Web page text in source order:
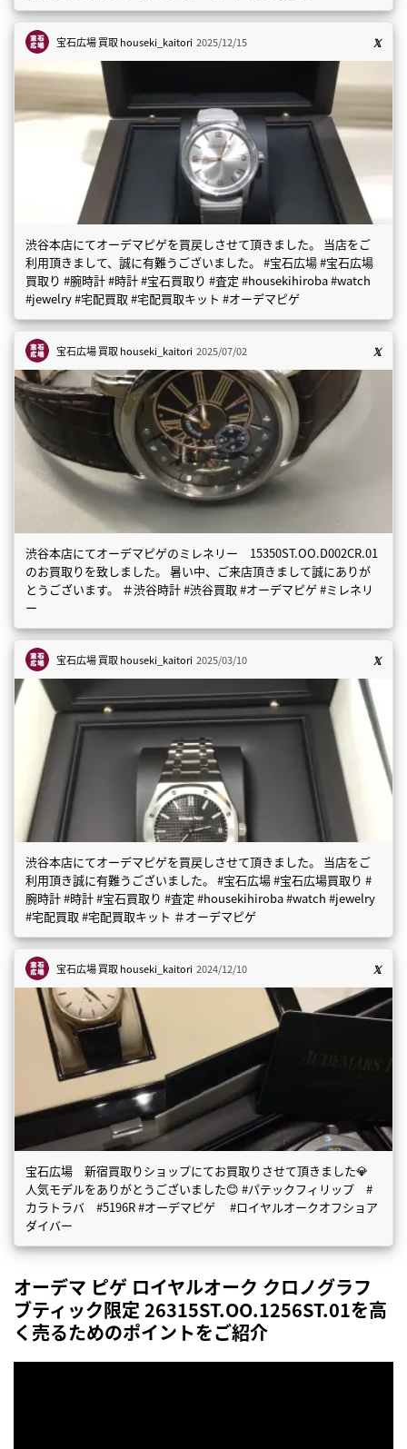
宝石広場 買取houseki_kaitori 2025/12/15
渋谷本店にてオーデマピゲを買戻しさせて頂きました。 当店をご
利用頂きまして、誠に有難うございました。 #宝石広場 #宝石広場
買取り #腕時計 #時計 #宝石買取り #査定 #housekihiroba #watch
#jewelry #宅配買取 #宅配買取キット #オーデマピゲ
宝石広場 買取houseki_kaitori 2025/07/02
渋谷本店にてオーデマピゲのミレネリー 15350ST.OO.D002CR.01
のお買取りを致しました。 暑い中、ご来店頂きまして誠にありが
とうございます。 ＃渋谷時計 #渋谷買取 #オーデマピゲ #ミレネリ
ー
宝石広場 買取houseki_kaitori 2025/03/10
渋谷本店にてオーデマピゲを買戻しさせて頂きました。 当店をご
利用頂き誠に有難うございました。 #宝石広場 #宝石広場買取り #
腕時計 #時計 #宝石買取り #査定 #housekihiroba #watch #jewelry
#宅配買取 #宅配買取キット ＃オーデマピゲ
宝石広場 買取houseki_kaitori 2024/12/10
宝石広場 新宿買取りショップにてお買取りさせて頂きました💎
人気モデルをありがとうございました😊 #パテックフィリップ #
カラトラバ #5196R #オーデマピゲ #ロイヤルオークオフショア
ダイバー
オーデマ ピゲ ロイヤルオーク クロノグラフ
ブティック限定 26315ST.OO.1256ST.01を高
く売るためのポイントをご紹介